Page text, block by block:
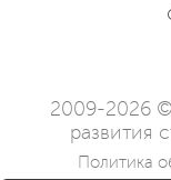
2009-2026
развития
Политика